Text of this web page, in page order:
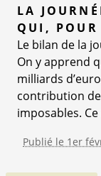
LA
QUI,
Le bilan de la
On y apprend
milliards
contribution
imposables.
Publié le 1er